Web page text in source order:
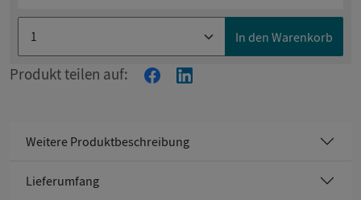
In den Warenkorb
Produkt teilen auf:
Weitere Produktbeschreibung
Lieferumfang